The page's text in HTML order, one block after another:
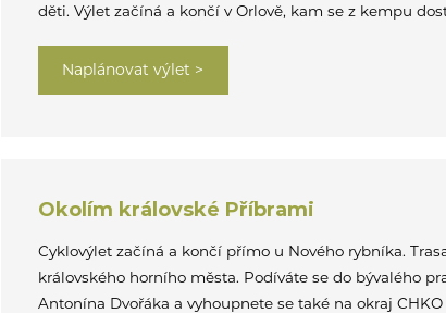
děti. Výlet začíná a končí v Orlově, kam se z kempu
Naplánovat výlet >
Okolím královské Příbrami
Cyklovýlet začíná a končí přímo u Nového rybníka.
královského horního města. Podíváte se do bývalého
Antonína Dvořáka a vyhoupnete se také na okraj CHKO